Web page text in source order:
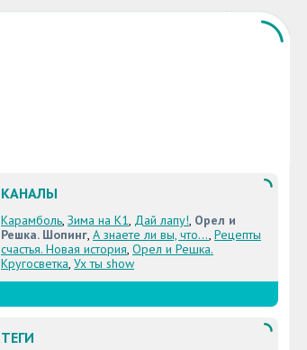
КАНАЛЫ
Карамболь, Зима на К1, Дай лапу!, Орел и
Решка. Шопинг, А знаете ли вы, что..., Рецепты
счастья. Новая история, Орел и Решка.
Кругосветка, Ух ты show
ТЕГИ